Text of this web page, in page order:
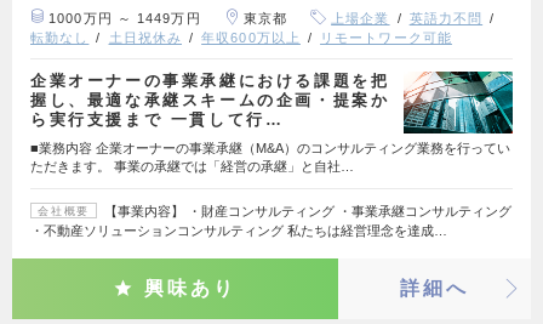
1000万円 ～ 1449万円 東京都 上場企業
英語力不問
転勤なし
土日祝休み 年収600万以上 リモートワーク可能
企業オーナーの事業承継における課題を把
握し、最適な承継スキームの企画・提案か
ら実行支援まで 一貫して行…
■業務内容 企業オーナーの事業承継（M&A）のコンサルティング業務を行ってい
ただきます。 事業の承継では「経営の承継」と自社…
会社概要
【事業内容】 ・財産コンサルティング ・事業承継コンサルティング
・不動産ソリューションコンサルティング 私たちは経営理念を達成…
興味あり 詳細へ